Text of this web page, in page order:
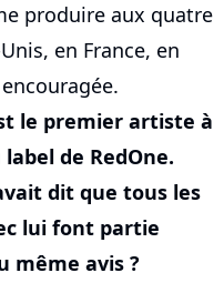
produire aux quatre
en France, en
le premier artiste à
de RedOne.
dit que tous les
lui font partie
même avis ?